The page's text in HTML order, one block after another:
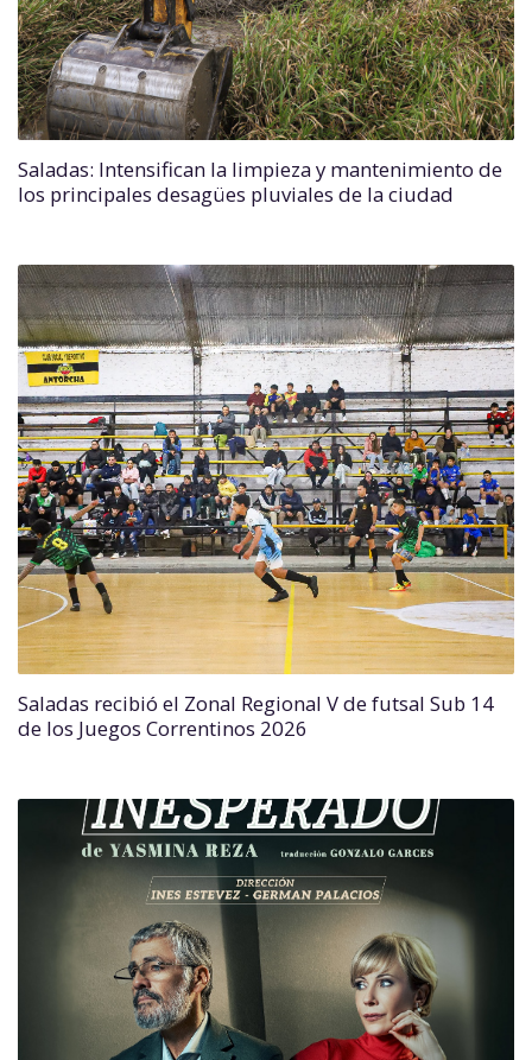
Saladas: Intensifican la limpieza y mantenimiento de
los principales desagües pluviales de la ciudad
Saladas recibió el Zonal Regional V de futsal Sub 14
de los Juegos Correntinos 2026